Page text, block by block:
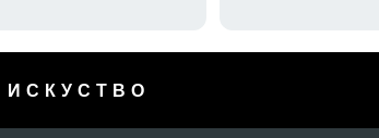
ИСКУСТВО